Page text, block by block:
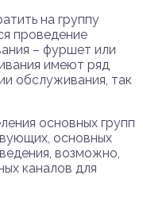
на группу
проведение
– фуршет или
имеют ряд
обслуживания, так
основных групп
основных
возможно,
каналов для